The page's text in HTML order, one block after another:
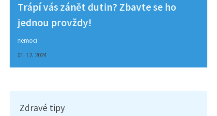
Trápí vás zánět dutin? Zbavte se ho
jednou provždy!
nemoci
01. 12. 2024
Zdravé tipy